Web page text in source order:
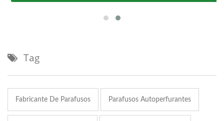
Tag
Fabricante De Parafusos Parafusos Autoperfurantes